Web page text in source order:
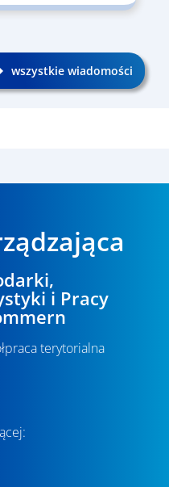
wszystkie wiadomości
i Pracy
terytorialna